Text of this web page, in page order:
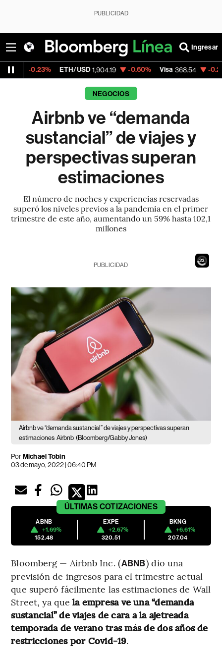
PUBLICIDAD
Ingresar
ETH/USD 1,904.19 -0.60% Visa 368.54 -0.28%
NEGOCIOS
Airbnb ve “demanda
sustancial” de viajes y
perspectivas superan
estimaciones
El número de noches y experiencias reservadas
superó los niveles previos a la pandemia en el primer
trimestre de este año, aumentando un 59% hasta 102,1
millones
21
PUBLICIDAD
Airbnb ve “demanda sustancial” de viajes y perspectivas superan
estimaciones Airbnb (Bloomberg/Gabby Jones)
PorMichael Tobin
03 de mayo, 2022 | 06:40 PM
ÚLTIMAS COTIZACIONES
ABNB
+1.69%
152.48
EXPE
+2.67%
320.51
BKNG
+6.61%
207.04
Bloomberg — Airbnb Inc. (ABNB) dio una
previsión de ingresos para el trimestre actual
que superó fácilmente las estimaciones de Wall
Street, ya que la empresa ve una “demanda
sustancial” de viajes de cara a la ajetreada
temporada de verano tras más de dos años de
restricciones por Covid-19.